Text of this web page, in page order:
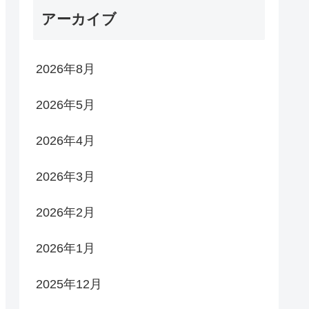
アーカイブ
2026年8月
2026年5月
2026年4月
2026年3月
2026年2月
2026年1月
2025年12月